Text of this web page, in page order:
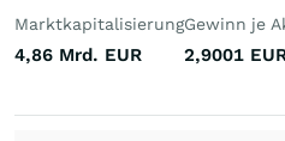
Marktkapitalisierung
4,86 Mrd. EUR
Gewinn je
2,9001